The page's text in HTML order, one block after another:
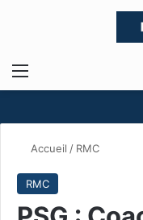
Menu
Accueil / RMC
RMC